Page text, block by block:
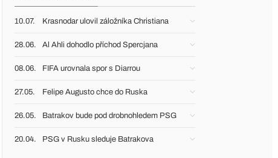
10.07. Krasnodar ulovil záložníka Christiana
28.06. Al Ahli dohodlo příchod Spercjana
08.06. FIFA urovnala spor s Diarrou
27.05. Felipe Augusto chce do Ruska
26.05. Batrakov bude pod drobnohledem PSG
20.04. PSG v Rusku sleduje Batrakova